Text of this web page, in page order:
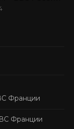
Франции
Франции